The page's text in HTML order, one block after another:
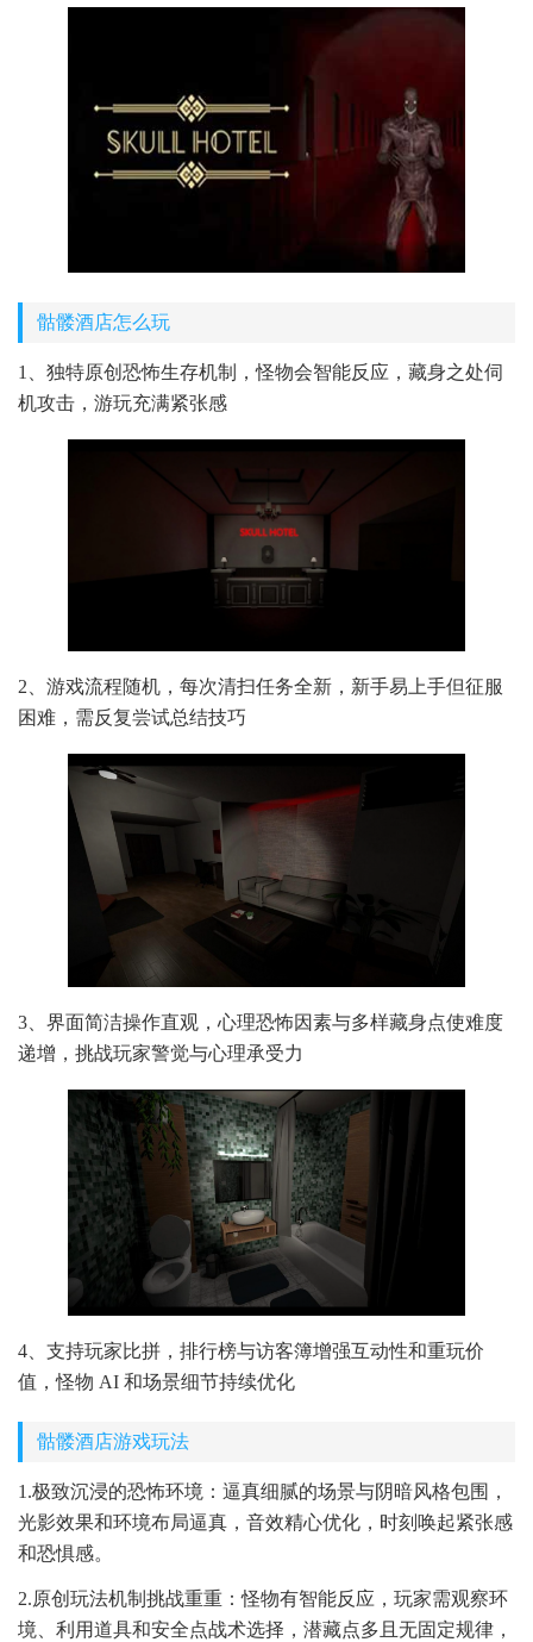
骷髅酒店怎么玩
1、独特原创恐怖生存机制，怪物会智能反应，藏身之处伺
机攻击，游玩充满紧张感
2、游戏流程随机，每次清扫任务全新，新手易上手但征服
困难，需反复尝试总结技巧
3、界面简洁操作直观，心理恐怖因素与多样藏身点使难度
递增，挑战玩家警觉与心理承受力
4、支持玩家比拼，排行榜与访客簿增强互动性和重玩价
值，怪物 AI 和场景细节持续优化
骷髅酒店游戏玩法
1.极致沉浸的恐怖环境：逼真细腻的场景与阴暗风格包围，
光影效果和环境布局逼真，音效精心优化，时刻唤起紧张感
和恐惧感。
2.原创玩法机制挑战重重：怪物有智能反应，玩家需观察环
境、利用道具和安全点战术选择，潜藏点多且无固定规律，